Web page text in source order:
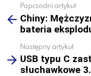
more
Poprzedni artykuł
Chiny:
bateria
Następny artykuł
USB typu C
słuchawkowe